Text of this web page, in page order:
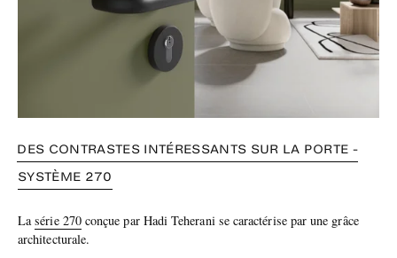
DES CONTRASTES INTÉRESSANTS SUR LA PORTE -
SYSTÈME 270
Lasérie 270conçue par Hadi Teherani se caractérise par une grâce
architecturale.